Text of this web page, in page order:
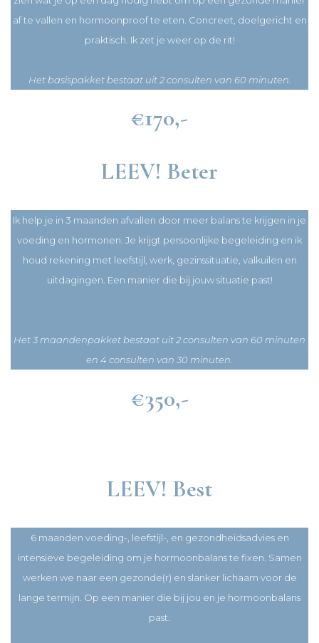
af te vallen en hormoonproof te eten. Concreet, doelgericht en
praktisch. Ik zet je weer op de rit!
Het basispakket bestaat uit 2 consulten van 60 minuten.
€170,-
LEEV! Beter
Ik help je in 3 maanden afvallen door meer balans te krijgen in je
voeding en hormonen. Je krijgt persoonlijke begeleiding en ik
houd rekening met leefstijl, werk, gezinssituatie, valkuilen en
uitdagingen. Een manier die bij jouw situatie past!
Het 3 maandenpakket bestaat uit 2 consulten van 60 minuten
en 4 consulten van 30 minuten.
€350,-
LEEV! Best
6 maanden voeding-, leefstijl-, en gezondheidsadvies en
intensieve begeleiding om je hormoonbalans te fixen. Samen
werken we naar een gezonde(r) en slanker lichaam voor de
lange termijn. Op een manier die bij jou en je hormoonbalans
past.